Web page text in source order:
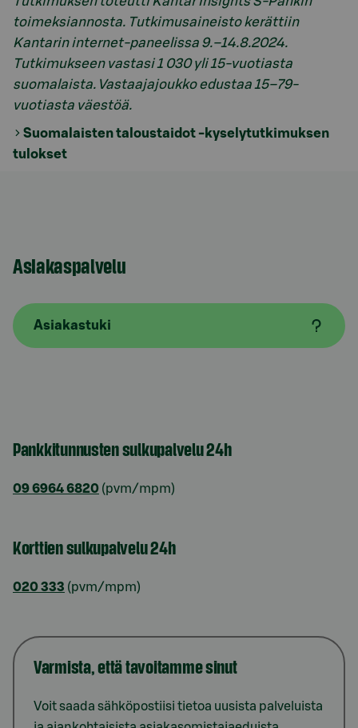
toimeksiannosta. Tutkimusaineisto kerättiin
Kantarin internet-paneelissa 9.–14.8.2024.
Tutkimukseen vastasi 1 030 yli 15-vuotiasta
suomalaista. Vastaajajoukko edustaa 15–79-
vuotiasta väestöä.
Suomalaisten taloustaidot -kyselytutkimuksen
tulokset
Asiakaspalvelu
Asiakastuki
Pankkitunnusten sulkupalvelu 24h
09 6964 6820 (pvm/mpm)
Korttien sulkupalvelu 24h
020 333 (pvm/mpm)
Varmista, että tavoitamme sinut
Voit saada sähköpostiisi tietoa uusista palveluista